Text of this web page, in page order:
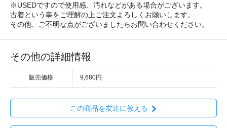
※USEDですので使用感、汚れなどがある場合がございます。
古着という事をご理解の上ご注文よろしくお願いします。
その他、ご不明な点がございましたらお問い合わせください。
その他の詳細情報
販売価格 9,680円
この商品を友達に教える